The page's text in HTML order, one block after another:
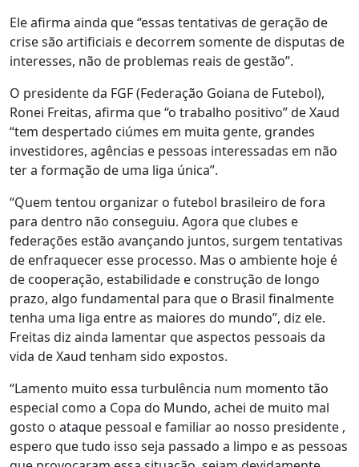
Ele afirma ainda que “essas tentativas de geração de
crise são artificiais e decorrem somente de disputas de
interesses, não de problemas reais de gestão”.
O presidente da FGF (Federação Goiana de Futebol),
Ronei Freitas, afirma que “o trabalho positivo” de Xaud
“tem despertado ciúmes em muita gente, grandes
investidores, agências e pessoas interessadas em não
ter a formação de uma liga única”.
“Quem tentou organizar o futebol brasileiro de fora
para dentro não conseguiu. Agora que clubes e
federações estão avançando juntos, surgem tentativas
de enfraquecer esse processo. Mas o ambiente hoje é
de cooperação, estabilidade e construção de longo
prazo, algo fundamental para que o Brasil finalmente
tenha uma liga entre as maiores do mundo”, diz ele.
Freitas diz ainda lamentar que aspectos pessoais da
vida de Xaud tenham sido expostos.
“Lamento muito essa turbulência num momento tão
especial como a Copa do Mundo, achei de muito mal
gosto o ataque pessoal e familiar ao nosso presidente ,
espero que tudo isso seja passado a limpo e as pessoas